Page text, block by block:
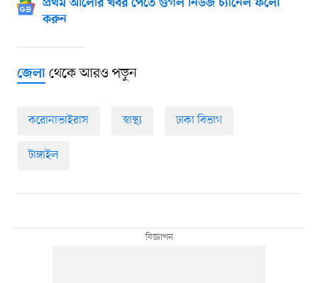
প্রথম আলোর খবর পেতে গুগল নিউজ চ্যানেল ফলো
করুন
জেলাথেকে আরও পড়ুন
করোনাভাইরাস স্বাস্থ্য ঢাকা বিভাগ
টাঙ্গাইল